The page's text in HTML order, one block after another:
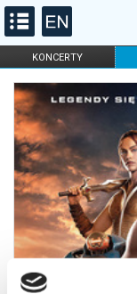
KONCERTY
FILHARMONIA
DLA DZIECI